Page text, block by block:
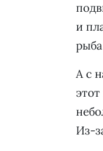
и
А с
Из-